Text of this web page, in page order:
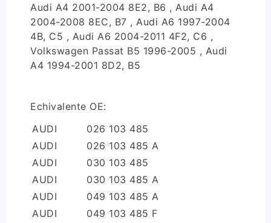
Audi A4 2001-2004 8E2, B6 , Audi A4
2004-2008 8EC, B7 , Audi A6 1997-2004
4B, C5 , Audi A6 2004-2011 4F2, C6 ,
Volkswagen Passat B5 1996-2005 , Audi
A4 1994-2001 8D2, B5
Echivalente OE:
AUDI
026 103 485
AUDI
026 103 485 A
AUDI
030 103 485
AUDI
030 103 485 A
AUDI
049 103 485 A
AUDI
049 103 485 F